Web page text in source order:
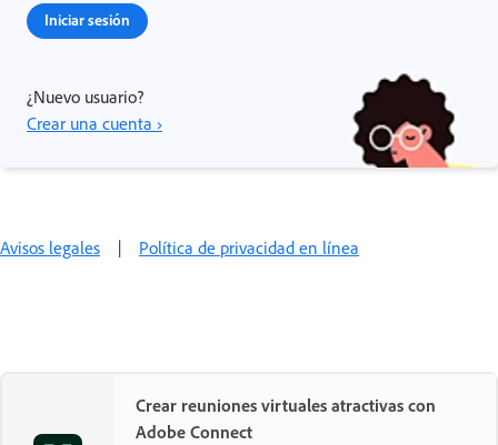
Iniciar sesión
¿Nuevo usuario?
Crear una cuenta ›
Avisos legales | Política de privacidad en línea
Crear reuniones virtuales atractivas con
Adobe Connect